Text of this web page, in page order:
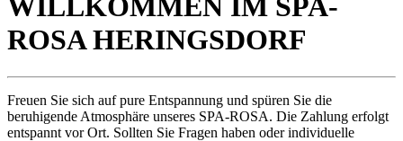
WILLKOMMEN IM SPA-
ROSA HERINGSDORF
Freuen Sie sich auf pure Entspannung und spüren Sie die
beruhigende Atmosphäre unseres SPA-ROSA. Die Zahlung erfolgt
entspannt vor Ort. Sollten Sie Fragen haben oder individuelle